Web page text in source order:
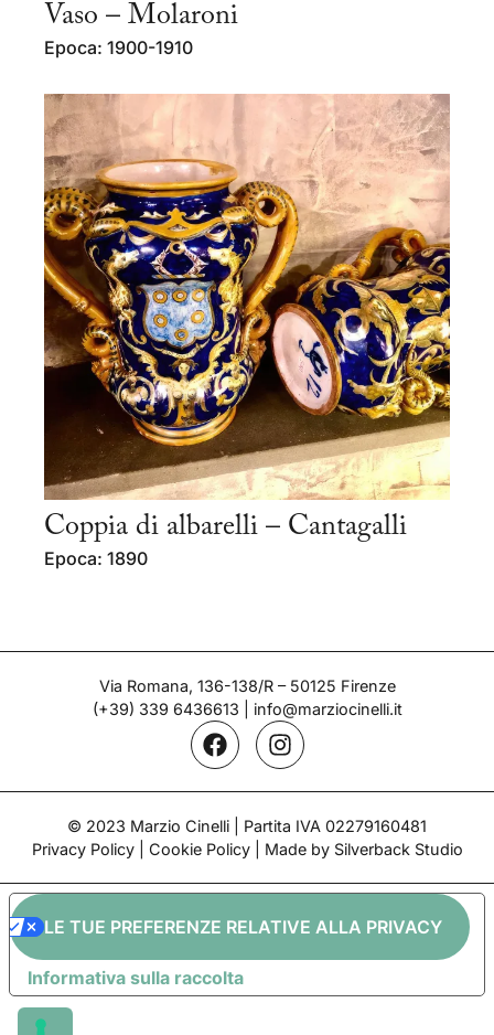
Vaso – Molaroni
Epoca: 1900-1910
Coppia di albarelli – Cantagalli
Epoca: 1890
Via Romana, 136-138/R – 50125 Firenze
(+39) 339 6436613
info@marziocinelli.it
© 2023 Marzio Cinelli | Partita IVA 02279160481
Privacy Policy| Cookie Policy| Made by Silverback Studio
Informativa sulla raccolta
LE TUE PREFERENZE RELATIVE ALLA PRIVACY